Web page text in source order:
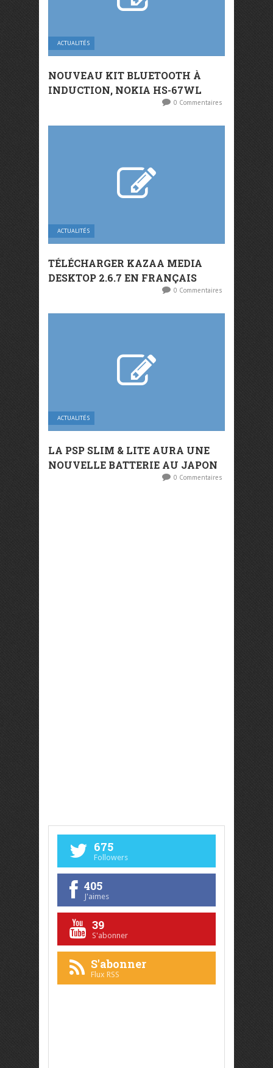
ACTUALITÉS
NOUVEAU KIT BLUETOOTH À
INDUCTION, NOKIA HS-67WL
0 Commentaires
ACTUALITÉS
TÉLÉCHARGER KAZAA MEDIA
DESKTOP 2.6.7 EN FRANÇAIS
0 Commentaires
ACTUALITÉS
LA PSP SLIM & LITE AURA UNE
NOUVELLE BATTERIE AU JAPON
0 Commentaires
675
Followers
405
J'aimes
39
S'abonner
S'abonner
Flux RSS